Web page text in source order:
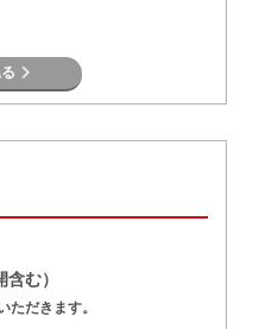
む）
ただきます。